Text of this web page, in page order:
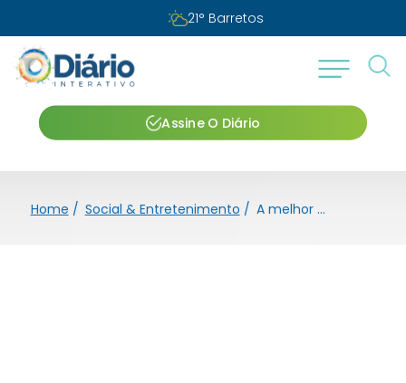
Domingo, 09 de agosto de 2026
Assine O Diário
Home / Social & Entretenimento / A melhor maneira de evitar o que nos atrasa é passar mais tempo com quem nos tira a pressa